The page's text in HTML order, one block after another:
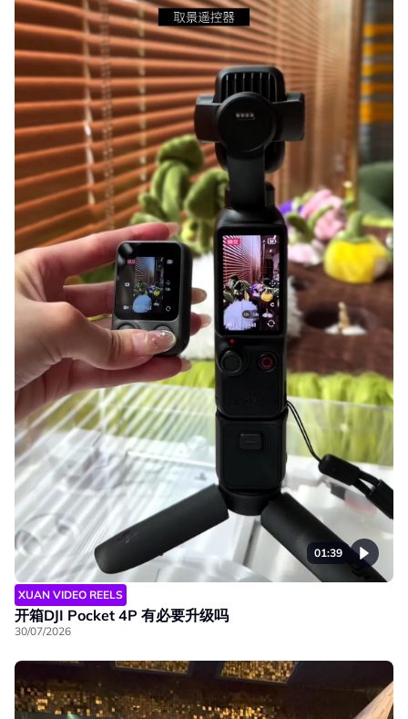
01:39
XUAN VIDEO REELS
开箱DJI Pocket 4P 有必要升级吗
30/07/2026